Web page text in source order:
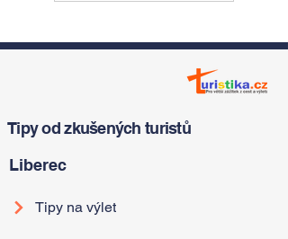
Tipy od zkušených turistů
Liberec
Tipy na výlet